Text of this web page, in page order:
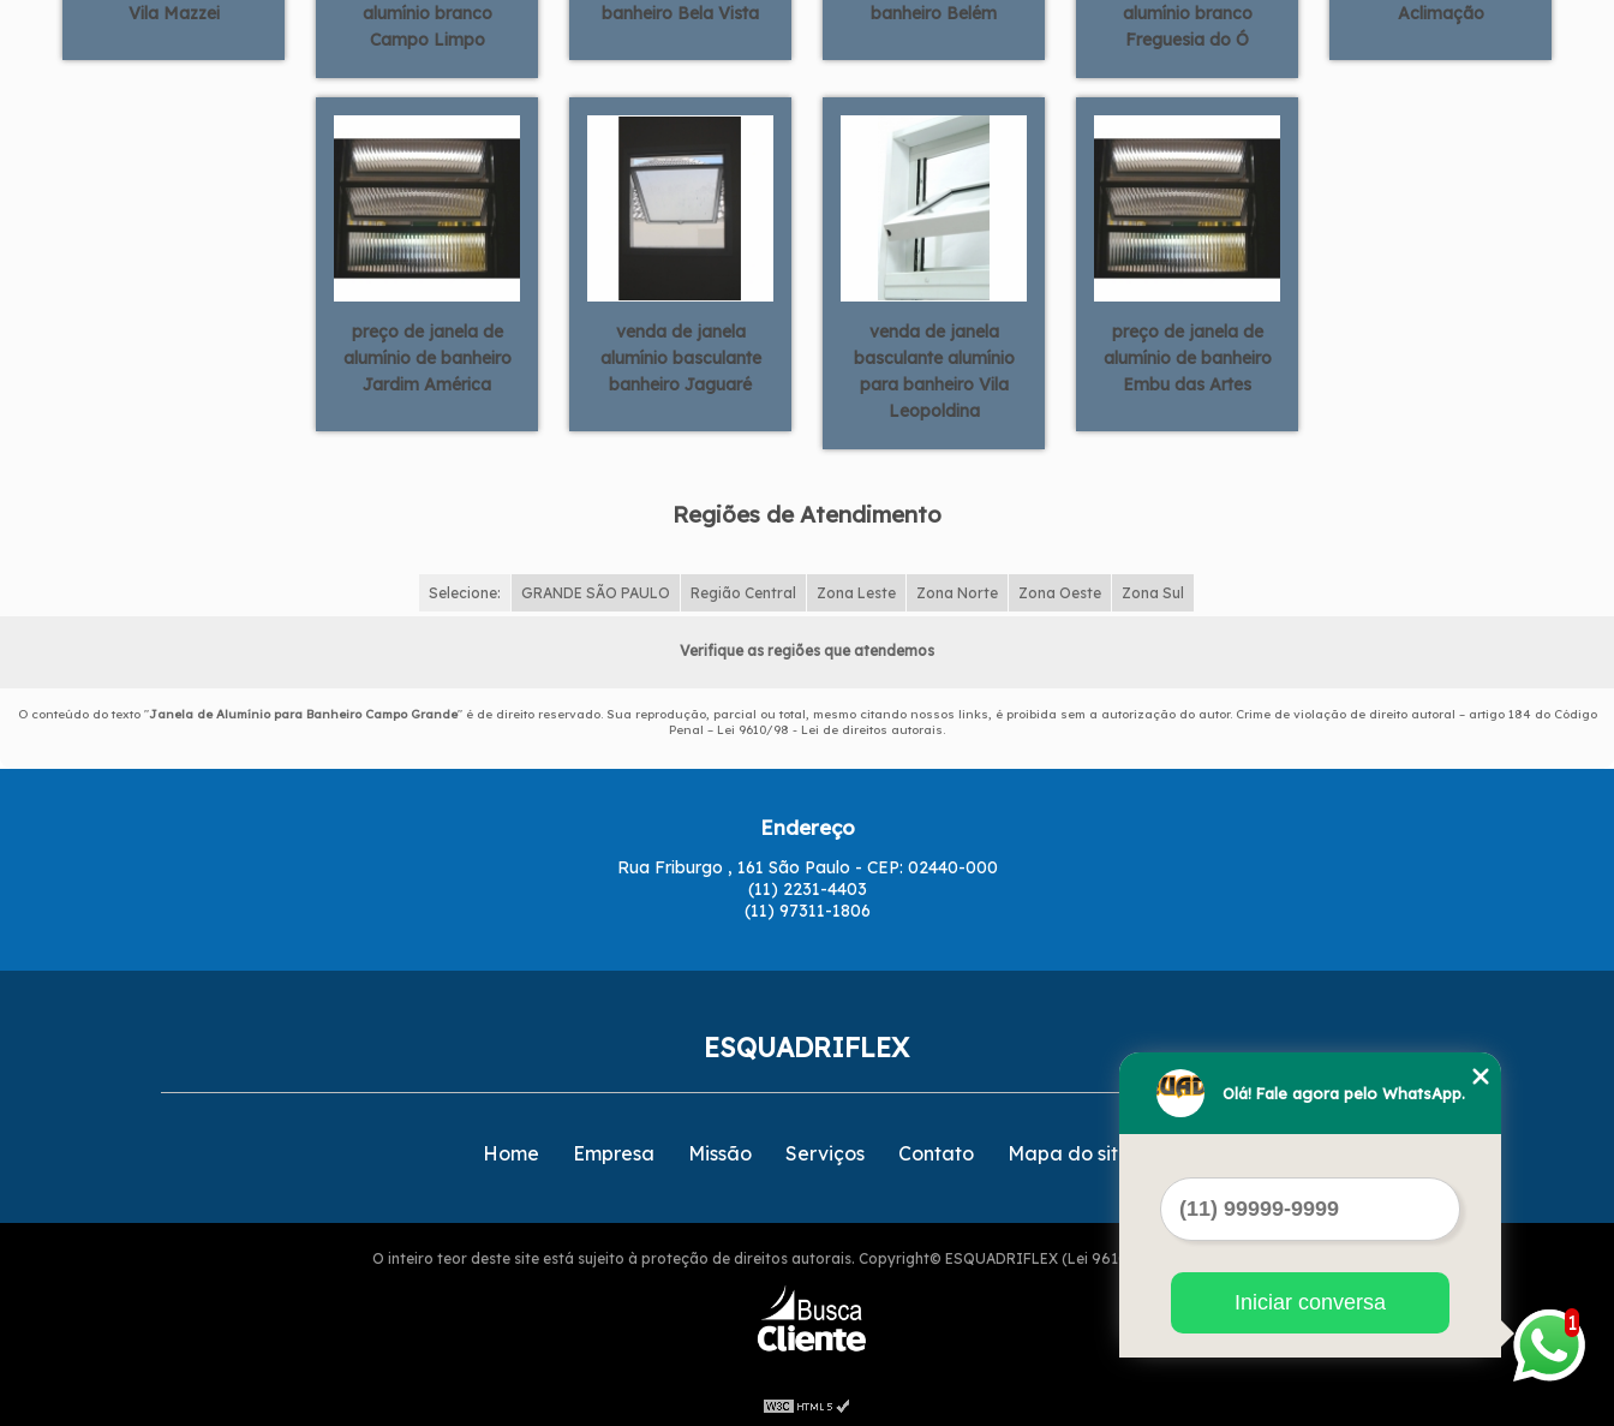
Vila Mazzei
alumínio branco
Campo Limpo
banheiro Bela Vista
banheiro Belém
alumínio branco
Freguesia do Ó
Aclimação
preço de janela de
alumínio de banheiro
Jardim América
venda de janela
alumínio basculante
banheiro Jaguaré
venda de janela
basculante alumínio
para banheiro Vila
Leopoldina
preço de janela de
alumínio de banheiro
Embu das Artes
Regiões de Atendimento
Selecione: GRANDE SÃO PAULO Região Central Zona Leste Zona Norte Zona Oeste Zona Sul
Verifique as regiões que atendemos
O conteúdo do texto "Janela de Alumínio para Banheiro Campo Grande" é de direito reservado. Sua reprodução, parcial ou total, mesmo citando nossos links, é proibida sem a autorização do autor. Crime de violação de direito autoral – artigo 184 do Código
Penal – Lei 9610/98 - Lei de direitos autorais.
Endereço
Rua Friburgo , 161 São Paulo - CEP: 02440-000
(11) 2231-4403
(11) 97311-1806
ESQUADRIFLEX
Home Empresa Missão Serviços Contato Mapa do site
O inteiro teor deste site está sujeito à proteção de direitos autorais. Copyright© ESQUADRIFLEX (Lei 9610 de 19/02/1998)
1
Olá! Fale agora pelo WhatsApp.
Iniciar conversa